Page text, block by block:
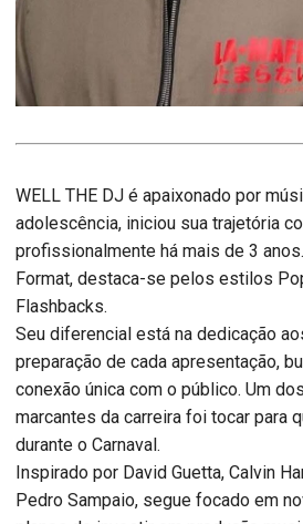
WELL THE DJ é apaixonado por
adolescência, iniciou sua trajetória
profissionalmente há mais de 3
Format, destaca-se pelos estilos
Flashbacks.
Seu diferencial está na dedicação
preparação de cada apresentação,
conexão única com o público. Um
marcantes da carreira foi tocar para
durante o Carnaval.
Inspirado por David Guetta, Calvin
Pedro Sampaio, segue focado em